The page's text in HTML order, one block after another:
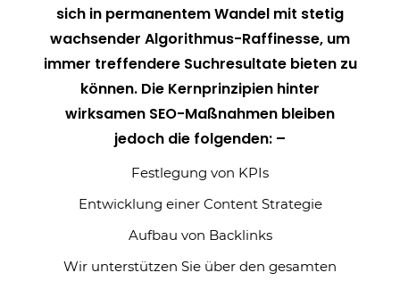
sich in permanentem Wandel mit stetig
wachsender Algorithmus-Raffinesse, um
immer treffendere Suchresultate bieten zu
können. Die Kernprinzipien hinter
wirksamen SEO-Maßnahmen bleiben
jedoch die folgenden: –
Festlegung von KPIs
Entwicklung einer Content Strategie
Aufbau von Backlinks
Wir unterstützen Sie über den gesamten